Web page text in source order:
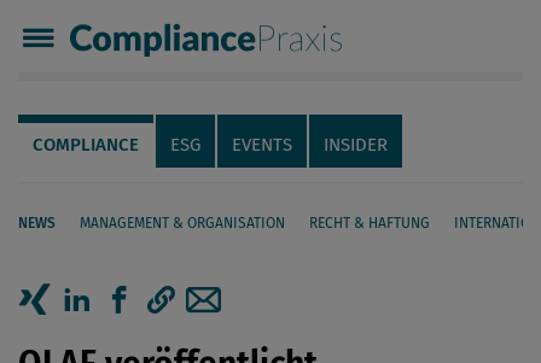
Compliance Praxis
Servicenavigation
Navigation
COMPLIANCE ESG EVENTS INSIDER
NEWS MANAGEMENT & ORGANISATION RECHT & HAFTUNG
Seiteninhalt
Artikel auf Xing teilen
Artikel auf linkedIn teilen
Artikel auf Facebook teilen
Artikellink kopieren
Artikel per Mail teilen